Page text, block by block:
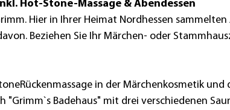
Hot-Stone-Massage & Abendessen
Hier in Ihrer Heimat Nordhessen
Beziehen Sie Ihr Märchen- oder
in der Märchenkosmetik und
"Grimm`s Badehaus" mit drei verschiedenen